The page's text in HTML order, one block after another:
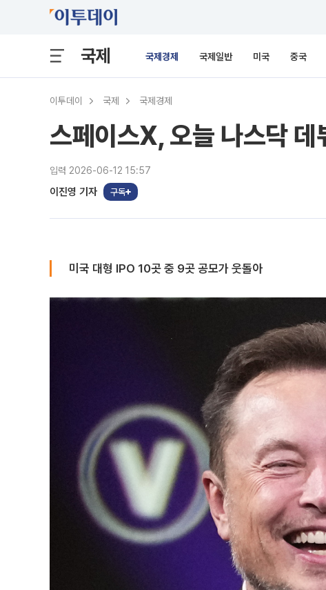
국제 국제경제 국제일반 미국 중국
이투데이 국제 국제경제
스페이스X, 오늘 나스닥
입력 2026-06-12 15:57
이진영 기자 구독
미국 대형 IPO 10곳 중 9곳 공모가 웃돌아